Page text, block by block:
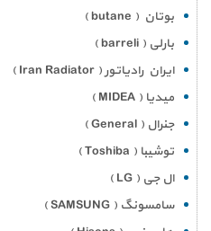
بوتان ( butane )
بارلی ( barreli )
ایران رادیاتور ( Iran Radiator )
میدیا ( MIDEA )
جنرال ( General )
توشیبا ( Toshiba )
ال جی ( LG )
سامسونگ ( SAMSUNG )